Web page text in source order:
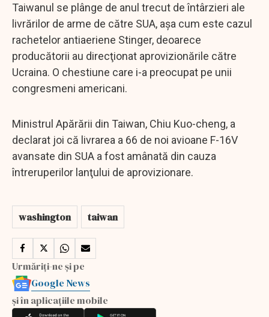
Taiwanul se plânge de anul trecut de întârzieri ale
livrărilor de arme de către SUA, aşa cum este cazul
rachetelor antiaeriene Stinger, deoarece
producătorii au direcţionat aprovizionările către
Ucraina. O chestiune care i-a preocupat pe unii
congresmeni americani.
Ministrul Apărării din Taiwan, Chiu Kuo-cheng, a
declarat joi că livrarea a 66 de noi avioane F-16V
avansate din SUA a fost amânată din cauza
întreruperilor lanţului de aprovizionare.
washington taiwan
Urmăriți-ne și pe
Google News
și în aplicațiile mobile